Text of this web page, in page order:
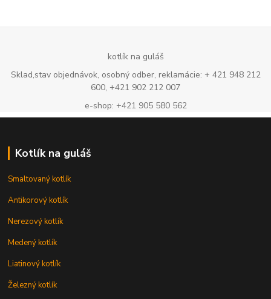
kotlík na guláš
Sklad,stav objednávok, osobný odber, reklamácie: + 421 948 212
600, +421 902 212 007
e-shop: +421 905 580 562
Kotlík na guláš
Smaltovaný kotlík
Antikorový kotlík
Nerezový kotlík
Medený kotlík
Liatinový kotlík
Železný kotlík